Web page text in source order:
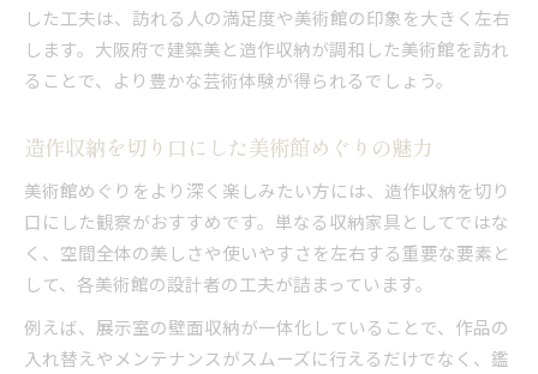
した工夫は、訪れる人の満足度や美術館の印象を大きく左右
します。大阪府で建築美と造作収納が調和した美術館を訪れ
ることで、より豊かな芸術体験が得られるでしょう。
造作収納を切り口にした美術館めぐりの魅力
美術館めぐりをより深く楽しみたい方には、造作収納を切り
口にした観察がおすすめです。単なる収納家具としてではな
く、空間全体の美しさや使いやすさを左右する重要な要素と
して、各美術館の設計者の工夫が詰まっています。
例えば、展示室の壁面収納が一体化していることで、作品の
入れ替えやメンテナンスがスムーズに行えるだけでなく、鑑